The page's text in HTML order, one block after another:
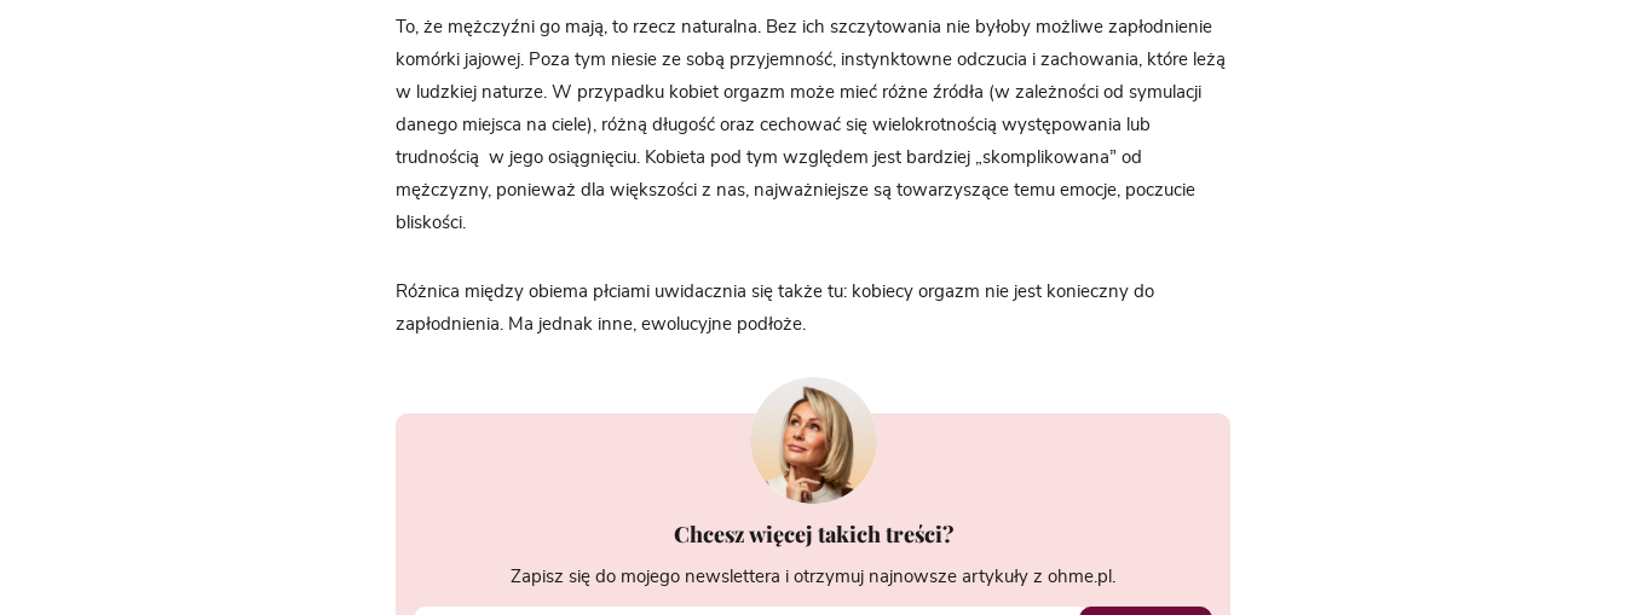
To, że mężczyźni go mają, to rzecz naturalna. Bez ich szczytowania nie byłoby możliwe zapłodnienie
komórki jajowej. Poza tym niesie ze sobą przyjemność, instynktowne odczucia i zachowania, które leżą
w ludzkiej naturze. W przypadku kobiet orgazm może mieć różne źródła (w zależności od symulacji
danego miejsca na ciele), różną długość oraz cechować się wielokrotnością występowania lub
trudnością w jego osiągnięciu. Kobieta pod tym względem jest bardziej „skomplikowana” od
mężczyzny, ponieważ dla większości z nas, najważniejsze są towarzyszące temu emocje, poczucie
bliskości.
Różnica między obiema płciami uwidacznia się także tu: kobiecy orgazm nie jest konieczny do
zapłodnienia. Ma jednak inne, ewolucyjne podłoże.
Chcesz więcej takich treści?
Zapisz się do mojego newslettera i otrzymuj najnowsze artykuły z ohme.pl.